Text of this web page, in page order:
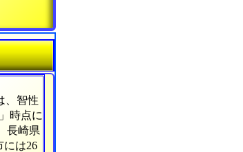
、智性
時点に
長崎県
には26